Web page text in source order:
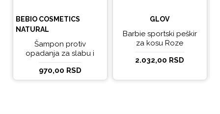
BEBIO COSMETICS
NATURAL
Šampon protiv
opadanja za slabu i
tanku kosu beBio
natural 300ml
970,00 RSD
GLOV
Barbie sportski peškir
za kosu Roze
2.032,00 RSD